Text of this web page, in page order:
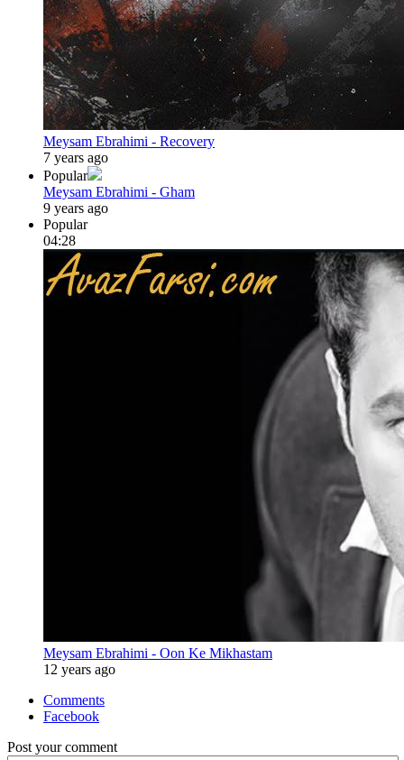
Meysam Ebrahimi - Recovery
7 years ago
Popular
Meysam Ebrahimi - Gham
9 years ago
Popular
04:28
Meysam Ebrahimi - Oon Ke Mikhastam
12 years ago
Comments
Facebook
Post your comment